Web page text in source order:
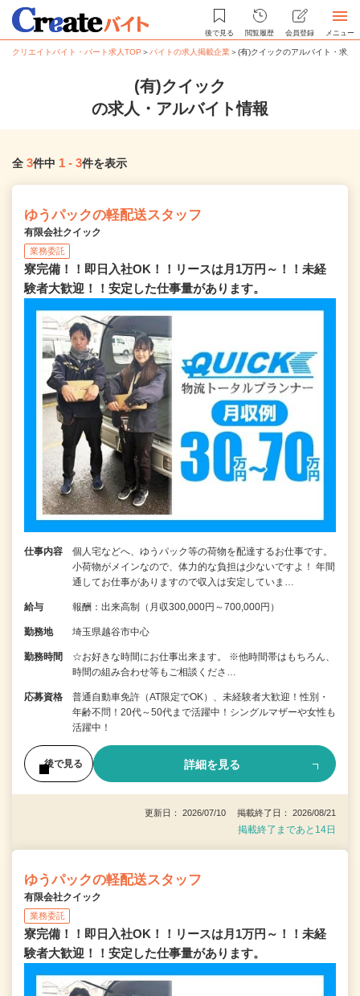
後で見る 閲覧履歴 会員登録 メニュー
クリエイトバイト・パート求人TOP ＞ バイトの求人掲載企業＞(有)クイックのアルバイト・求人
(有)クイック
の求人・アルバイト情報
全 3件中 1 - 3件を表示
ゆうパックの軽配送スタッフ
有限会社クイック
業務委託
寮完備！！即日入社OK！！リースは月1万円～！！未経
験者大歓迎！！安定した仕事量があります。
仕事内容
個人宅などへ、ゆうパック等の荷物を配達するお仕事です。
小荷物がメインなので、体力的な負担は少ないですよ！ 年間
通してお仕事がありますので収入は安定していま…
給与 報酬：出来高制（月収300,000円～700,000円）
勤務地 埼玉県越谷市中心
勤務時間
☆お好きな時間にお仕事出来ます。 ※他時間帯はもちろん、
時間の組み合わせ等もご相談くださ…
応募資格
普通自動車免許（AT限定でOK）、未経験者大歓迎！性別・
年齢不問！20代～50代まで活躍中！シングルマザーや女性も
活躍中！
後で見る 詳細を見る
更新日： 2026/07/10 掲載終了日： 2026/08/21
掲載終了まであと14日
ゆうパックの軽配送スタッフ
有限会社クイック
業務委託
寮完備！！即日入社OK！！リースは月1万円～！！未経
験者大歓迎！！安定した仕事量があります。